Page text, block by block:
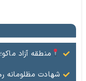
منطقه آزاد
شهادت مظلومانه